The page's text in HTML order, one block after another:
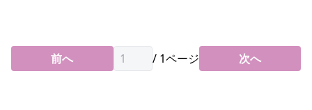
前へ / 1ページ 次へ